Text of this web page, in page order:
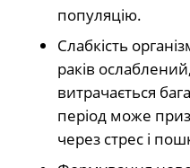
популяцію.
Слабкість
раків
витрачається
період може
через стрес і